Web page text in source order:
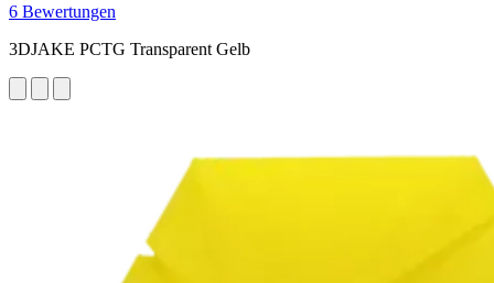
6 Bewertungen
3DJAKE PCTG Transparent Gelb